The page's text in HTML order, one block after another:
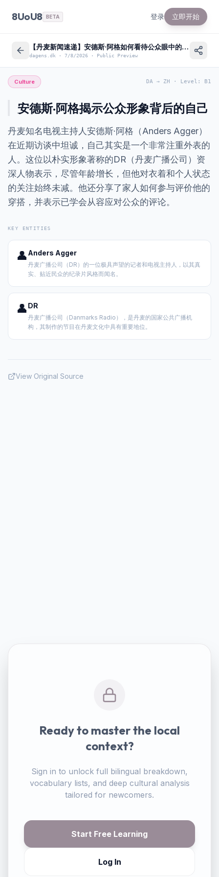
8UoU8 BETA 登录 立即开始
【丹麦新闻速递】安德斯·阿格如何看待公众眼中的自己？
dagens.dk · 7/8/2026 · Public Preview
Culture DA → ZH · Level : B1
安德斯·阿格揭示公众形象背后的自己
丹麦知名电视主持人安德斯·阿格（Anders Agger）
在近期访谈中坦诚，自己其实是一个非常注重外表的
人。这位以朴实形象著称的DR（丹麦广播公司）资
深人物表示，尽管年龄增长，但他对衣着和个人状态
的关注始终未减。他还分享了家人如何参与评价他的
穿搭，并表示已学会从容应对公众的评论。
KEY ENTITIES
👤 Anders Agger
丹麦广播公司（DR）的一位极具声望的记者和电视主持人，以其真
实、贴近民众的纪录片风格而闻名。
👤 DR
丹麦广播公司（Danmarks Radio），是丹麦的国家公共广播机
构，其制作的节目在丹麦文化中具有重要地位。
View Original Source
Ready to master the local
context?
Sign in to unlock full bilingual breakdown,
vocabulary lists, and deep cultural analysis
tailored for newcomers.
Start Free Learning
Log In